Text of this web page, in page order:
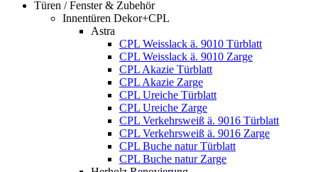
Türen / Fenster & Zubehör
Innentüren Dekor+CPL
Astra
CPL Weisslack ä. 9010 Türblatt
CPL Weisslack ä. 9010 Zarge
CPL Akazie Türblatt
CPL Akazie Zarge
CPL Ureiche Türblatt
CPL Ureiche Zarge
CPL Verkehrsweiß ä. 9016 Türblatt
CPL Verkehrsweiß ä. 9016 Zarge
CPL Buche natur Türblatt
CPL Buche natur Zarge